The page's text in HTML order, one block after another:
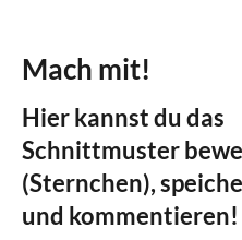
Mach mit!
Hier kannst du das
Schnittmuster
(Sternchen),
und kommentieren!